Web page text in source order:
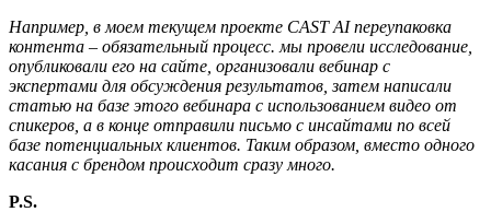
Например, в моем текущем проекте CAST AIпереупаковка
контента – обязательный процесс. мы провели исследование,
опубликовали его на сайте, организовали вебинар с
экспертами для обсуждения результатов, затем написали
статью на базе этого вебинара с использованием видео от
спикеров, а в конце отправили письмо с инсайтами по всей
базе потенциальных клиентов. Таким образом, вместо одного
касания с брендом происходит сразу много.
P.S.